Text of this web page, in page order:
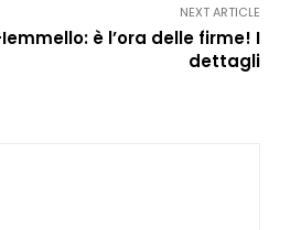
NEXT ARTICLE
è l’ora delle firme! I
dettagli